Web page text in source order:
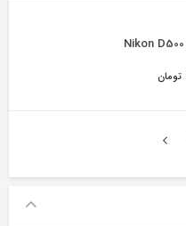
تومان